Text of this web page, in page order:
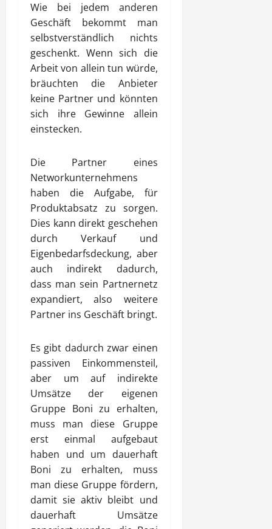
Wie bei jedem anderen
Geschäft bekommt man
selbstverständlich nichts
geschenkt. Wenn sich die
Arbeit von allein tun würde,
bräuchten die Anbieter
keine Partner und könnten
sich ihre Gewinne allein
einstecken.
Die Partner eines
Networkunternehmens
haben die Aufgabe, für
Produktabsatz zu sorgen.
Dies kann direkt geschehen
durch Verkauf und
Eigenbedarfsdeckung, aber
auch indirekt dadurch,
dass man sein Partnernetz
expandiert, also weitere
Partner ins Geschäft bringt.
Es gibt dadurch zwar einen
passiven Einkommensteil,
aber um auf indirekte
Umsätze der eigenen
Gruppe Boni zu erhalten,
muss man diese Gruppe
erst einmal aufgebaut
haben und um dauerhaft
Boni zu erhalten, muss
man diese Gruppe fördern,
damit sie aktiv bleibt und
dauerhaft Umsätze